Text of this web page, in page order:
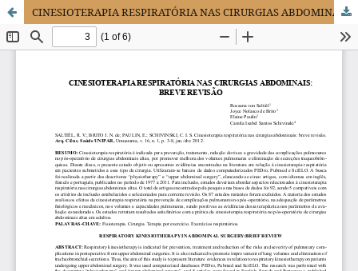
CINESIOTERAPIA RESPIRATÓRIA NAS CIRURGIAS ABDOMINAIS: BREVE REVISÃO